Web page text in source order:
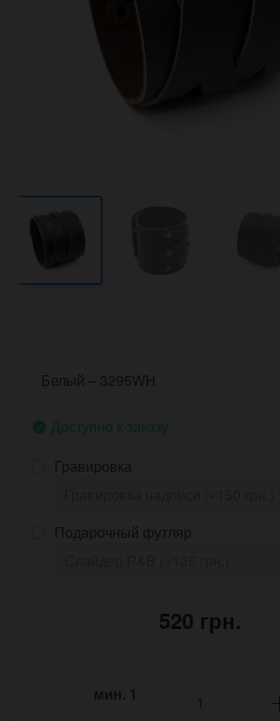
Доступно к заказу
Гравировка
Подарочный футляр
520 грн.
мин. 1